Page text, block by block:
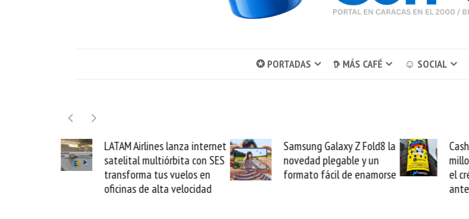
✪ PORTADAS 𖠚 MÁS CAFÉ ☺ SOCIAL
Airlines lanza internet
multiórbita con SES
tus vuelos en
Samsung Galaxy Z Fold8 la
novedad plegable y un
formato fácil de enamorse
Cashea levanta 100
millones de dólares y valida
el crédito del venezolano